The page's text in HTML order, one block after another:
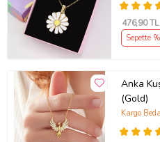
476,90 TL
Sepette
Anka
(Gold)
Kargo